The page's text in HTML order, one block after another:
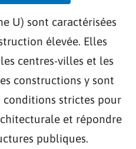
U) sont caractérisées
élevée. Elles
centres-villes et les
constructions y sont
conditions strictes pour
et répondre
publiques.